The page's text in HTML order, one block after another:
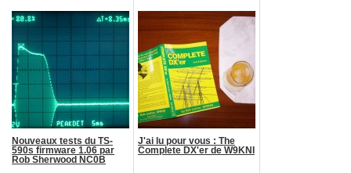
Nouveaux tests du TS-
590s firmware 1.06 par
Rob Sherwood NC0B
J'ai lu pour vous : The
Complete DX'er de W9KNI